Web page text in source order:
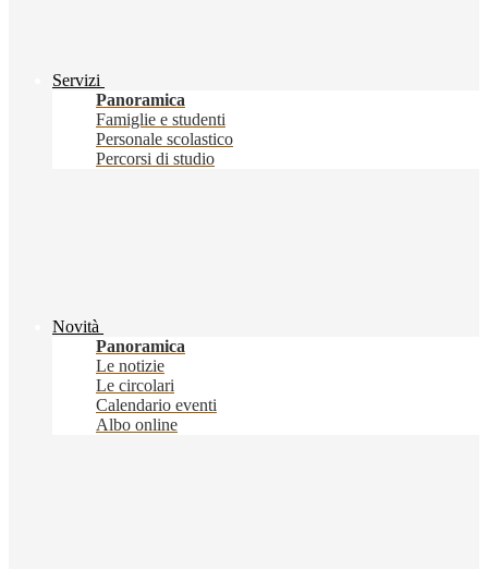
Servizi
Panoramica
Famiglie e studenti
Personale scolastico
Percorsi di studio
Novità
Panoramica
Le notizie
Le circolari
Calendario eventi
Albo online